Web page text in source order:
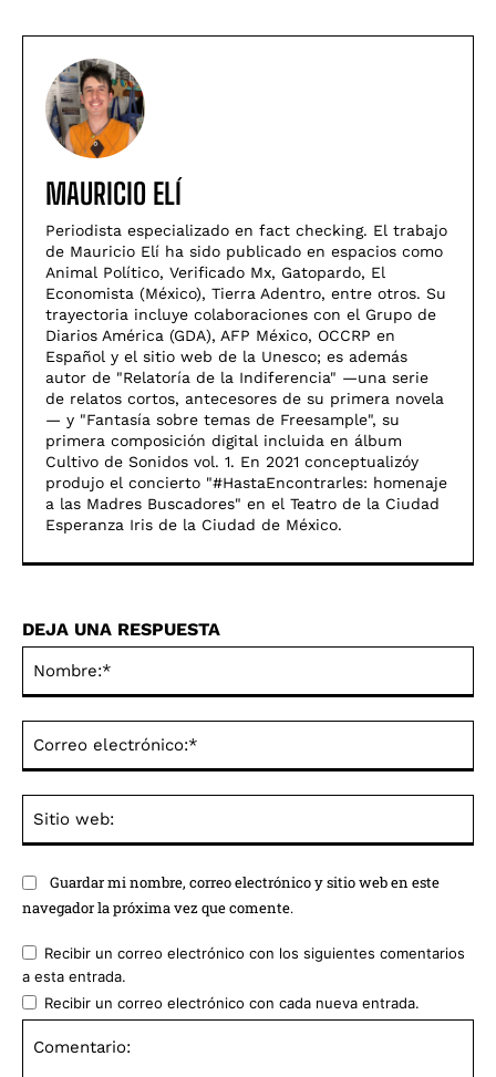
MAURICIO ELÍ
Periodista especializado en fact checking. El trabajo
de Mauricio Elí ha sido publicado en espacios como
Animal Político, Verificado Mx, Gatopardo, El
Economista (México), Tierra Adentro, entre otros. Su
trayectoria incluye colaboraciones con el Grupo de
Diarios América (GDA), AFP México, OCCRP en
Español y el sitio web de la Unesco; es además
autor de "Relatoría de la Indiferencia" —una serie
de relatos cortos, antecesores de su primera novela
— y "Fantasía sobre temas de Freesample", su
primera composición digital incluida en álbum
Cultivo de Sonidos vol. 1. En 2021 conceptualizóy
produjo el concierto "#HastaEncontrarles: homenaje
a las Madres Buscadores" en el Teatro de la Ciudad
Esperanza Iris de la Ciudad de México.
DEJA UNA RESPUESTA
Guardar mi nombre, correo electrónico y sitio web en este
navegador la próxima vez que comente.
Recibir un correo electrónico con los siguientes comentarios
a esta entrada.
Recibir un correo electrónico con cada nueva entrada.